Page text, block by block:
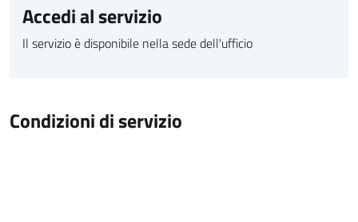
Accedi al servizio
Il servizio è disponibile nella sede dell'ufficio
Condizioni di servizio